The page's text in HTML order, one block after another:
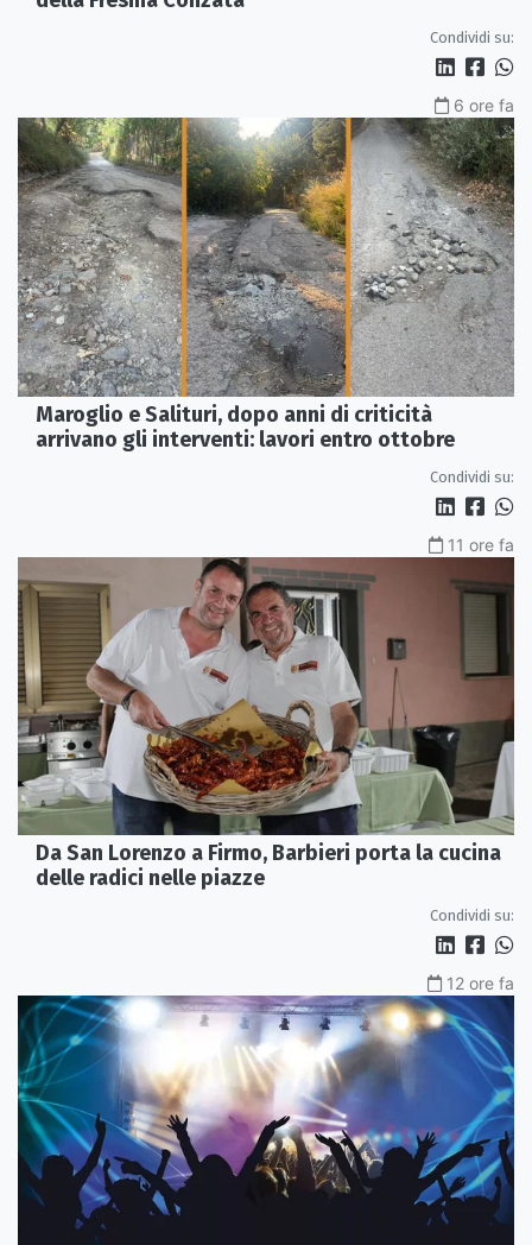
Condividi su:
6 ore fa
Maroglio e Salituri, dopo anni di criticità
arrivano gli interventi: lavori entro ottobre
Condividi su:
11 ore fa
Da San Lorenzo a Firmo, Barbieri porta la cucina
delle radici nelle piazze
Condividi su:
12 ore fa